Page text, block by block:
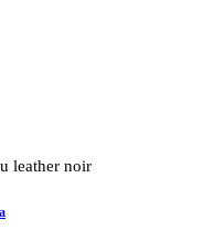
leather noir